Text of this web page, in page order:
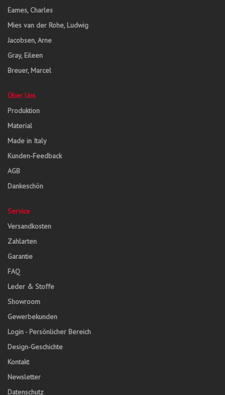
Eames, Charles
Mies van der Rohe, Ludwig
Jacobsen, Arne
Gray, Eileen
Breuer, Marcel
Über Uns
Produktion
Material
Made in Italy
Kunden-Feedback
AGB
Dankeschön
Service
Versandkosten
Zahlarten
Garantie
FAQ
Leder & Stoffe
Showroom
Gewerbekunden
Login - Persönlicher Bereich
Design-Geschichte
Kontakt
Newsletter
Datenschutz